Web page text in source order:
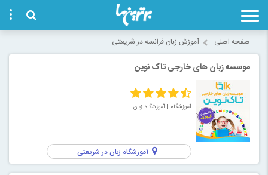
صفحه اصلی آموزش زبان فرانسه در شریعتی
موسسه زبان های خارجی تاک نوین
آموزشگاه | آموزشگاه زبان
آموزشگاه زبان در شریعتی